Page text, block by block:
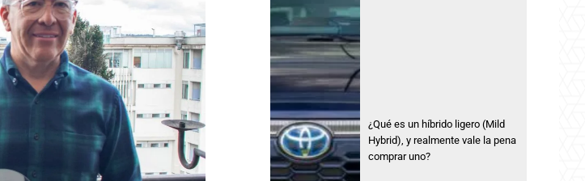
¿Qué es un híbrido ligero (Mild
Hybrid), y realmente vale la pena
comprar uno?